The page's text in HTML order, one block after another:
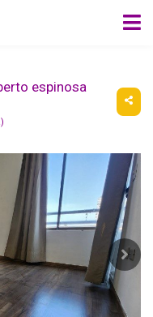
espinosa